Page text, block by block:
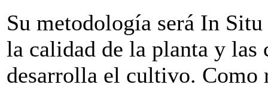
Su metodología será In
la calidad de la planta y las
desarrolla el cultivo. Como